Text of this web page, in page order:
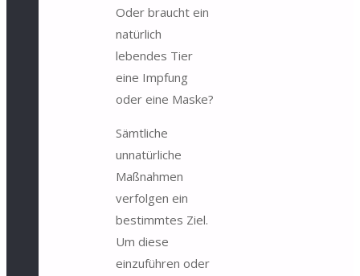
Oder braucht ein
natürlich
lebendes Tier
eine Impfung
oder eine Maske?
Sämtliche
unnatürliche
Maßnahmen
verfolgen ein
bestimmtes Ziel.
Um diese
einzuführen oder